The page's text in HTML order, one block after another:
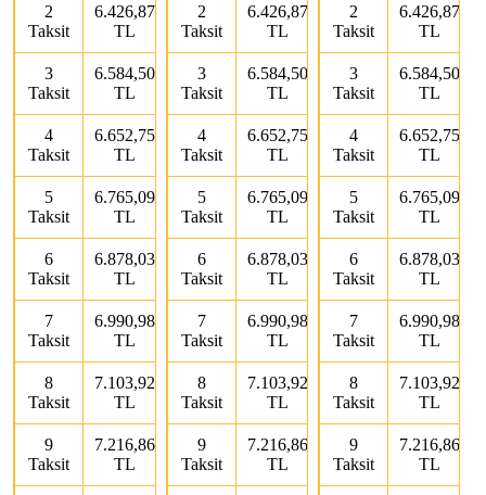
2
Taksit
6.426,87
TL
3
Taksit
6.584,50
TL
4
Taksit
6.652,75
TL
5
Taksit
6.765,09
TL
6
Taksit
6.878,03
TL
7
Taksit
6.990,98
TL
8
Taksit
7.103,92
TL
9
Taksit
7.216,86
TL
2
Taksit
6.426,87
TL
3
Taksit
6.584,50
TL
4
Taksit
6.652,75
TL
5
Taksit
6.765,09
TL
6
Taksit
6.878,03
TL
7
Taksit
6.990,98
TL
8
Taksit
7.103,92
TL
9
Taksit
7.216,86
TL
2
Taksit
6.426,87
TL
3
Taksit
6.584,50
TL
4
Taksit
6.652,75
TL
5
Taksit
6.765,09
TL
6
Taksit
6.878,03
TL
7
Taksit
6.990,98
TL
8
Taksit
7.103,92
TL
9
Taksit
7.216,86
TL